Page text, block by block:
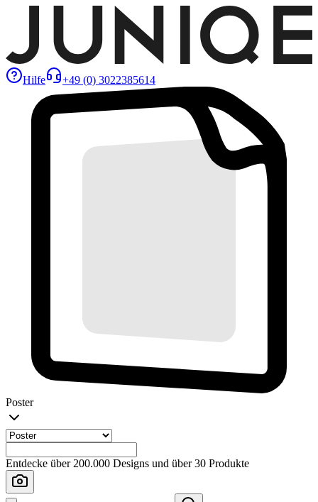
Hilfe +49 (0) 3022385614
Poster
Entdecke über 200.000 Designs und über 30 Produkte